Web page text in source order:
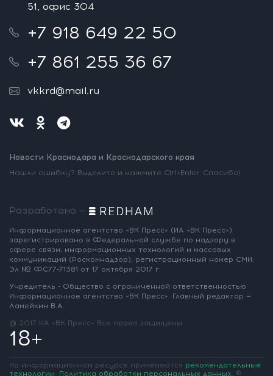
51, офис 304
+7 918 649 22 50
+7 861 255 36 67
vkkrd@mail.ru
Новости Краснодара и Краснодарского края
Нашли ошибку? Выделите и нажмите Ctrl+Enter. Спасибо!
Разработано —
Информационное агентство «ВК Пресс» (ИА «ВК Пресс»)
зарегистрировано в Федеральной службе по надзору в
сфере связи, информационных технологий и массовых
коммуникаций (Роскомнадзор), регистрационный номер СМИ:
Эл № ФС77-71381 от 17 октября 2017 г.
Учредитель - Общество с ограниченной ответственностью
Информационное агентство «ВК Пресс». Главный редактор —
Ламейкин В.А.
@ 2017 ИА «ВК Пресс» Все права защищены
18+
На информационном ресурсе применяются рекомендательные
технологии. Политика обработки персональных данных. ©